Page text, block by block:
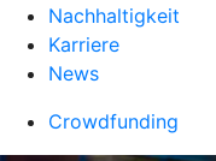
Nachhaltigkeit
Karriere
News
Crowdfunding